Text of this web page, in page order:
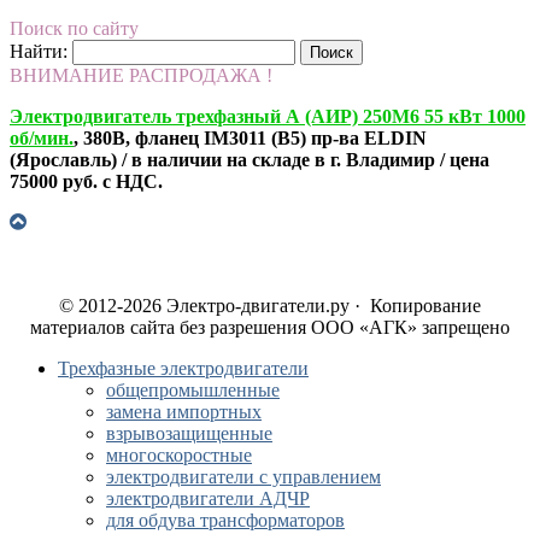
Поиск по сайту
Найти:
ВНИМАНИЕ РАСПРОДАЖА !
Электродвигатель трехфазный А (АИР) 250М6 55 кВт 1000
об/мин., 380В, фланец IM3011 (B5) пр-ва ELDIN
(Ярославль) / в наличии на складе в г. Владимир / цена
75000 руб. с НДС.
© 2012-2026 Электро-двигатели.ру · Копирование
материалов сайта без разрешения ООО «АГК» запрещено
Трехфазные электродвигатели
общепромышленные
замена импортных
взрывозащищенные
многоскоростные
электродвигатели с управлением
электродвигатели АДЧР
для обдува трансформаторов